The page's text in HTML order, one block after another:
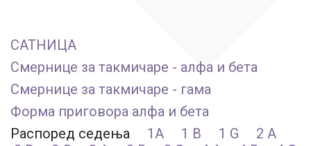
САТНИЦА
Смернице за такмичаре - алфа и бета
Смернице за такмичаре - гама
Форма приговора алфа и бета
Распоред седења 1A 1 B 1 G
2 A